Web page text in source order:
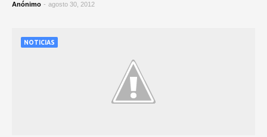
Anónimo - agosto 30, 2012
NOTICIAS